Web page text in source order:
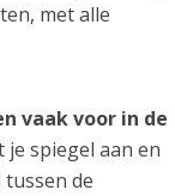
met alle
vaak voor in de
je spiegel aan en
de